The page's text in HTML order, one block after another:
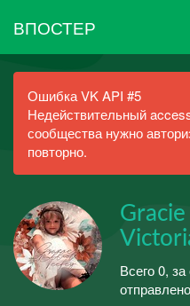
ВПОСТЕР
Ошибка VK API #5
Недействительный
сообщества нужно
повторно.
Всего 0,